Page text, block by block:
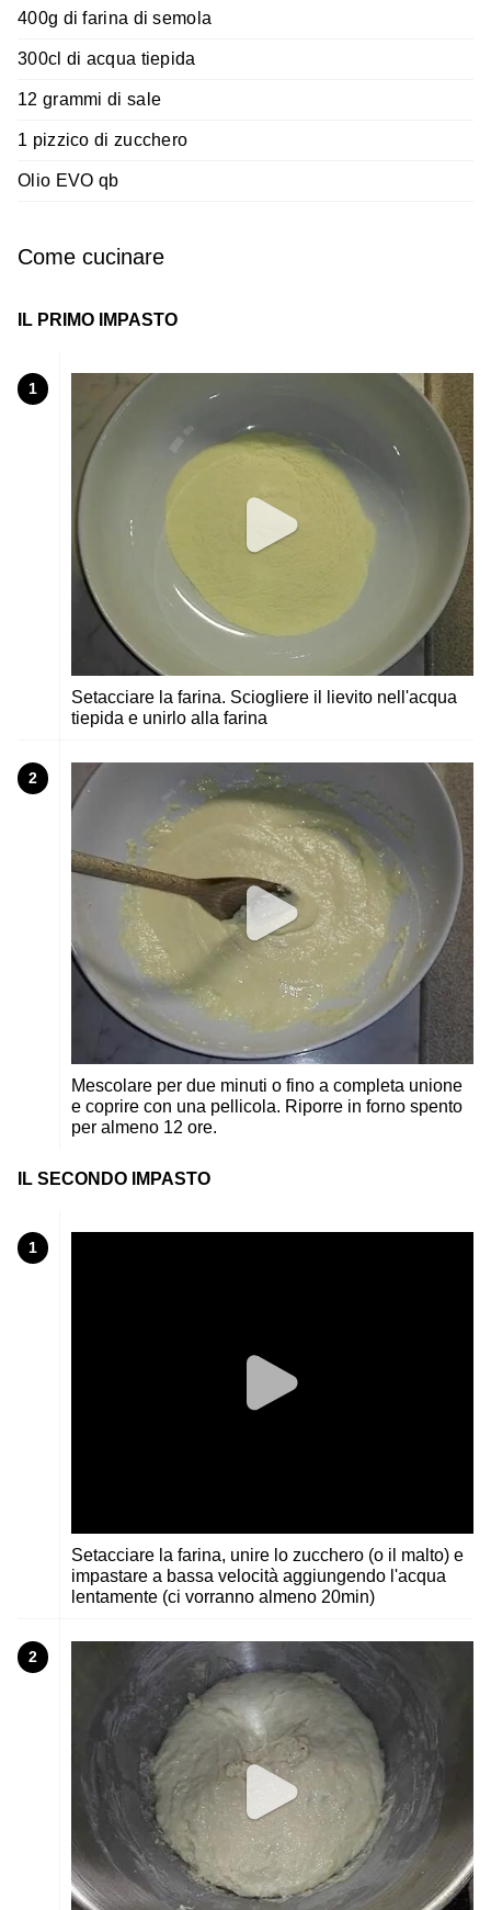
400g di farina di semola
300cl di acqua tiepida
12 grammi di sale
1 pizzico di zucchero
Olio EVO qb
Come cucinare
IL PRIMO IMPASTO
1
Setacciare la farina. Sciogliere il lievito nell'acqua
tiepida e unirlo alla farina
2
Mescolare per due minuti o fino a completa unione
e coprire con una pellicola. Riporre in forno spento
per almeno 12 ore.
IL SECONDO IMPASTO
1
Setacciare la farina, unire lo zucchero (o il malto) e
impastare a bassa velocità aggiungendo l'acqua
lentamente (ci vorranno almeno 20min)
2